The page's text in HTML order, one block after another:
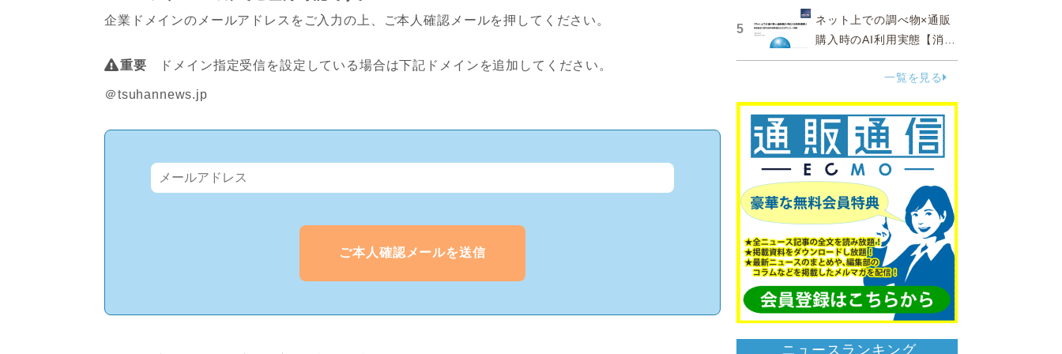
企業ドメインのメールアドレスをご入力の上、ご本人確認メールを押してください。
重要 ドメイン指定受信を設定している場合は下記ドメインを追加してください。
＠tsuhannews.jp
5
ネット上での調べ物×通販
購入時のAI利用実態【消費
者調査 2025】
一覧を見る
ニュースランキング